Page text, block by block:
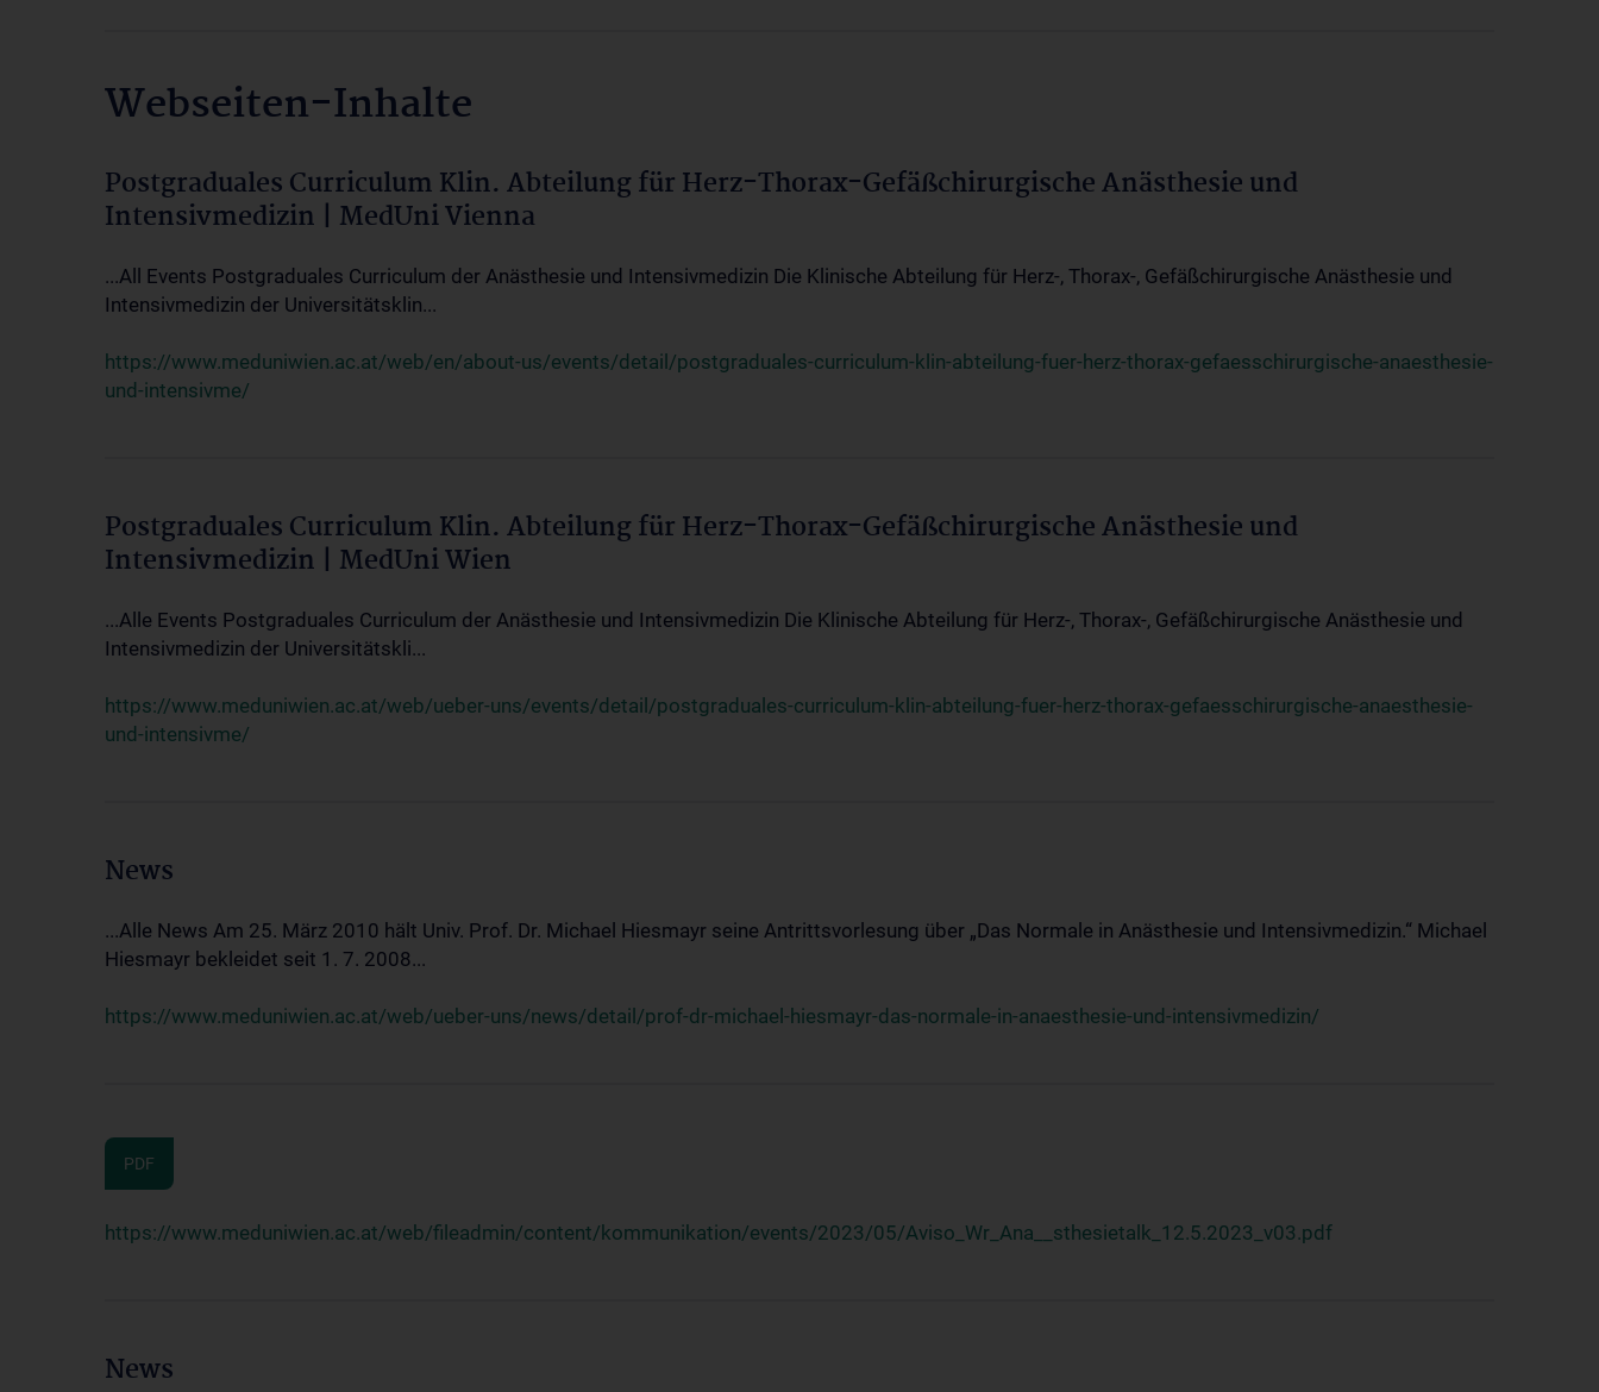
Webseiten-Inhalte
Postgraduales Curriculum Klin. Abteilung für Herz-Thorax-Gefäßchirurgische Anästhesie und
Intensivmedizin | MedUni Vienna
...All Events Postgraduales Curriculum der Anästhesie und Intensivmedizin Die Klinische Abteilung für Herz-, Thorax-, Gefäßchirurgische Anästhesie und
Intensivmedizin der Universitätsklin...
https://www.meduniwien.ac.at/web/en/about-us/events/detail/postgraduales-curriculum-klin-abteilung-fuer-herz-thorax-gefaesschirurgische-anaesthesie-
und-intensivme/
Postgraduales Curriculum Klin. Abteilung für Herz-Thorax-Gefäßchirurgische Anästhesie und
Intensivmedizin | MedUni Wien
...Alle Events Postgraduales Curriculum der Anästhesie und Intensivmedizin Die Klinische Abteilung für Herz-, Thorax-, Gefäßchirurgische Anästhesie und
Intensivmedizin der Universitätskli...
https://www.meduniwien.ac.at/web/ueber-uns/events/detail/postgraduales-curriculum-klin-abteilung-fuer-herz-thorax-gefaesschirurgische-anaesthesie-
und-intensivme/
News
...Alle News Am 25. März 2010 hält Univ. Prof. Dr. Michael Hiesmayr seine Antrittsvorlesung über „Das Normale in Anästhesie und Intensivmedizin.“ Michael
Hiesmayr bekleidet seit 1. 7. 2008...
https://www.meduniwien.ac.at/web/ueber-uns/news/detail/prof-dr-michael-hiesmayr-das-normale-in-anaesthesie-und-intensivmedizin/
PDF
https://www.meduniwien.ac.at/web/fileadmin/content/kommunikation/events/2023/05/Aviso_Wr_Ana__sthesietalk_12.5.2023_v03.pdf
News